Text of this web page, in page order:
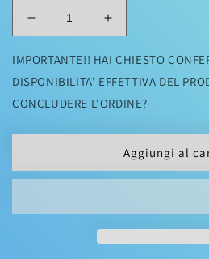
Diminuisci
quantità
per
FINCHÉ
NON
Aumenta
quantità
per
FINCHÉ
NON
IMPORTANTE!! HAI CHIESTO
DISPONIBILITA' EFFETTIVA DEL
CONCLUDERE L'ORDINE?
Aggiungi al